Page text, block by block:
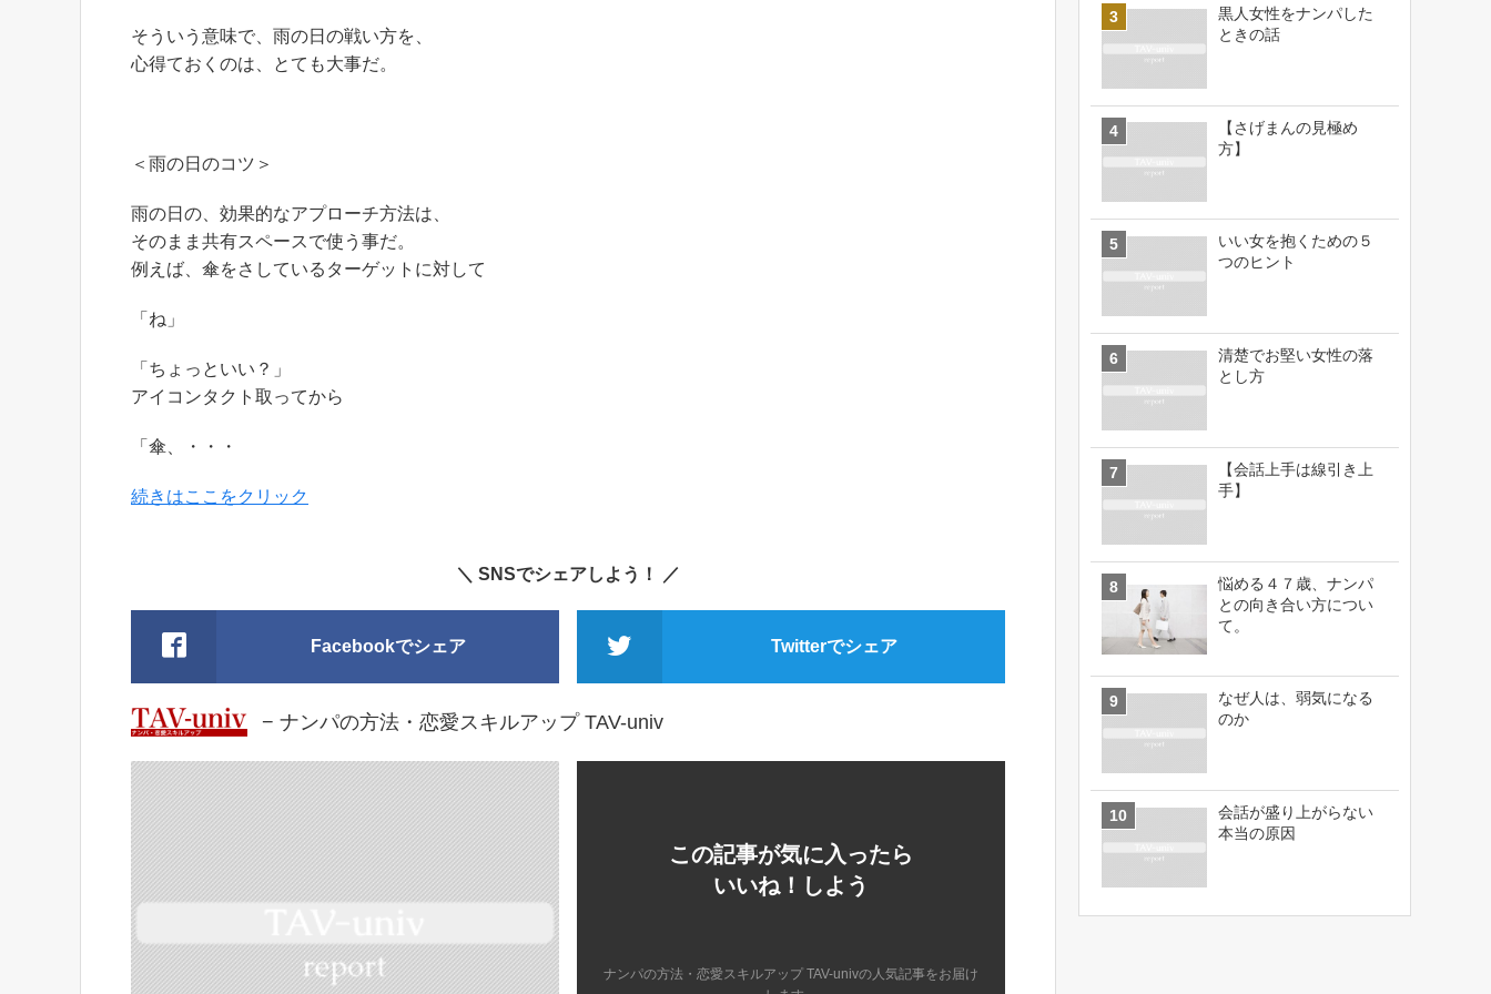
そういう意味で、雨の日の戦い方を、
心得ておくのは、とても大事だ。
＜雨の日のコツ＞
雨の日の、効果的なアプローチ方法は、
そのまま共有スペースで使う事だ。
例えば、傘をさしているターゲットに対して
「ね」
「ちょっといい？」
アイコンタクト取ってから
「傘、・・・
続きはここをクリック
＼ SNSでシェアしよう！ ／
Facebookでシェア Twitterでシェア
− ナンパの方法・恋愛スキルアップ TAV-univ
この記事が気に入ったら
いいね！しよう
ナンパの方法・恋愛スキルアップ TAV-univの人気記事をお届け
黒人女性をナンパした
ときの話
【さげまんの見極め
方】
いい女を抱くための５
つのヒント
清楚でお堅い女性の落
とし方
【会話上手は線引き上
手】
悩める４７歳、ナンパ
との向き合い方につい
て。
なぜ人は、弱気になる
のか
会話が盛り上がらない
本当の原因